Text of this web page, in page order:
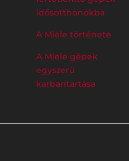
idősotthonokba
A Miele története
A Miele gépek
egyszerű
karbantartása